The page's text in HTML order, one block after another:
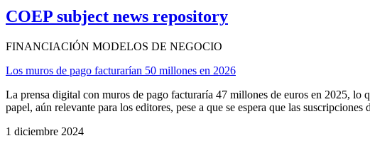
COEP subject news repository
FINANCIACIÓN MODELOS DE NEGOCIO
Los muros de pago facturarían 50 millones en 2026
La prensa digital con muros de pago facturaría 47 millones de euros en 2025,
papel, aún relevante para los editores, pese a que se espera que las
1 diciembre 2024